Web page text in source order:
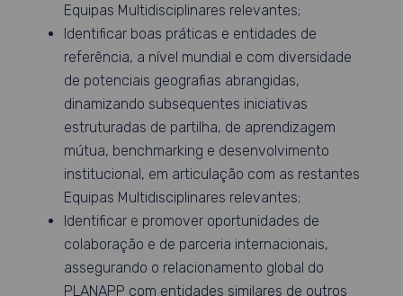
Equipas Multidisciplinares relevantes;
Identificar boas práticas e entidades de
referência, a nível mundial e com diversidade
de potenciais geografias abrangidas,
dinamizando subsequentes iniciativas
estruturadas de partilha, de aprendizagem
mútua, benchmarking e desenvolvimento
institucional, em articulação com as restantes
Equipas Multidisciplinares relevantes;
Identificar e promover oportunidades de
colaboração e de parceria internacionais,
assegurando o relacionamento global do
PLANAPP com entidades similares de outros